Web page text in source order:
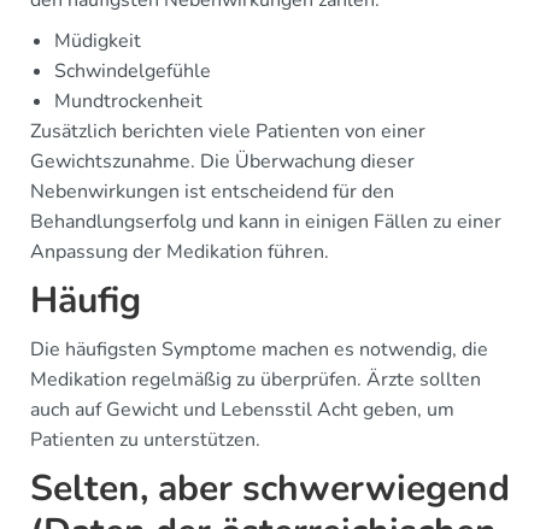
Müdigkeit
Schwindelgefühle
Mundtrockenheit
Zusätzlich berichten viele Patienten von einer
Gewichtszunahme. Die Überwachung dieser
Nebenwirkungen ist entscheidend für den
Behandlungserfolg und kann in einigen Fällen zu einer
Anpassung der Medikation führen.
Häufig
Die häufigsten Symptome machen es notwendig, die
Medikation regelmäßig zu überprüfen. Ärzte sollten
auch auf Gewicht und Lebensstil Acht geben, um
Patienten zu unterstützen.
Selten, aber schwerwiegend